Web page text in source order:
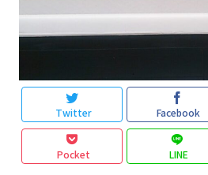
Twitter Facebook
Pocket LINE